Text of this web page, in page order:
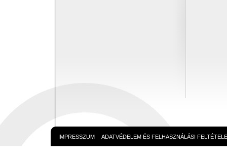
IMPRESSZUM ADATVÉDELEM ÉS FELHASZNÁLÁSI